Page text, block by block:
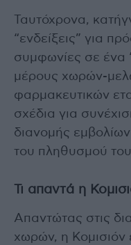
Ταυτόχρονα,
“ενδείξεις” για
συμφωνίες σε ένα
μέρους χωρών-
φαρμακευτικών
σχέδια για
διανομής
του πληθυσμού
Τι απαντά η
Απαντώτας στις
χωρών, η